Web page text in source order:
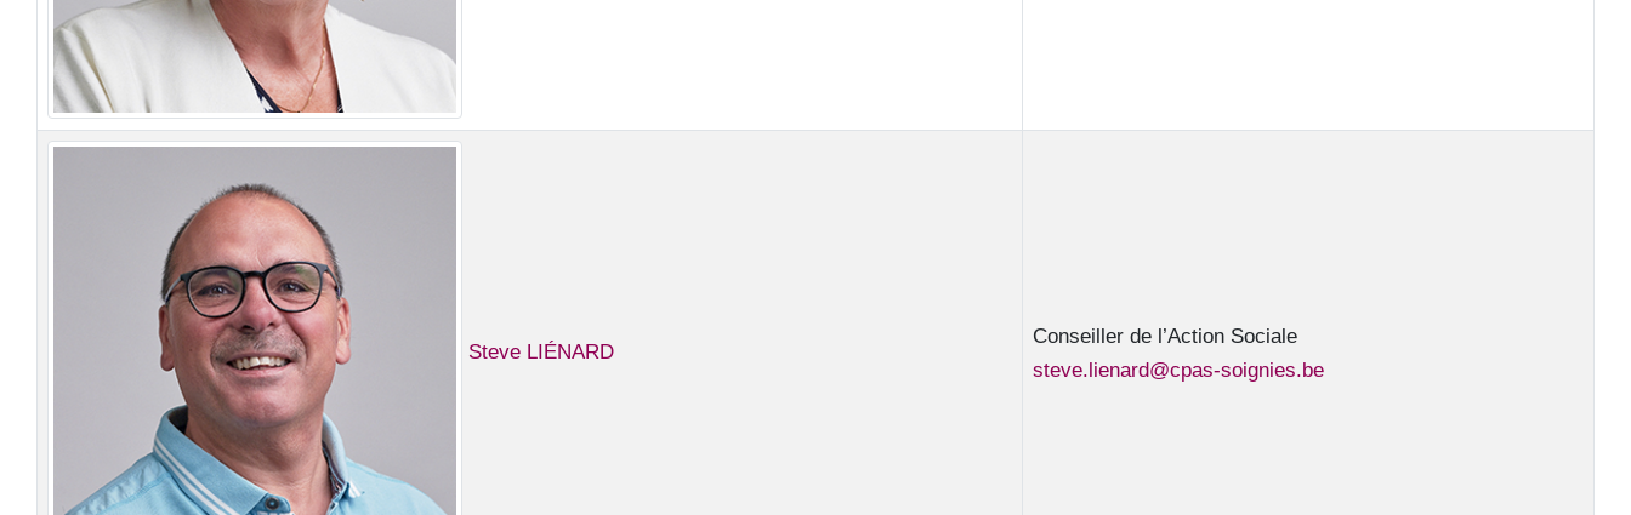
Steve LIÉNARD
Conseiller de l’Action Sociale
steve.lienard@cpas-soignies.be